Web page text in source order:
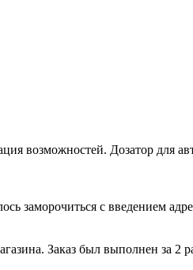
возможностей. Дозатор для
заморочиться с введением
Заказ был выполнен за 2